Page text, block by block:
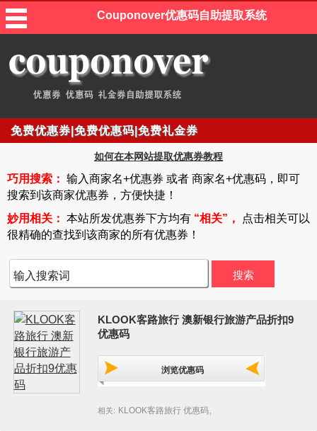
Couponover优惠码自助提取系统
免费优惠券|免费优惠码|免费礼金券
如何在本网站提取优惠券教程
巧用搜索： 输入商家名+优惠券 或者 商家名+优惠码，即可
搜索到该商家优惠券，方便快捷！
妙用相关： 本站所发优惠券下方均有 “相关”，
点击相关可以
很精确的查找到该商家的所有优惠券！
搜索
KLOOK客路旅行 澳新银行旅游产品折扣9
优惠码
浏览优惠码
相关: KLOOK客路旅行 优惠码